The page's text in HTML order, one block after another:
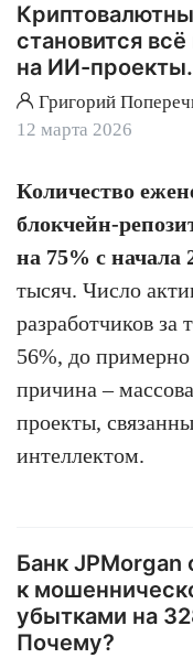
становится
на ИИ-проекты.
Григорий
12 марта 2026
Количество
блокчейн-
на 75% с начала
тысяч. Число
разработчиков за
56%, до примерно
причина –
проекты,
интеллектом.
Банк JPMorgan
к
убытками на
Почему?